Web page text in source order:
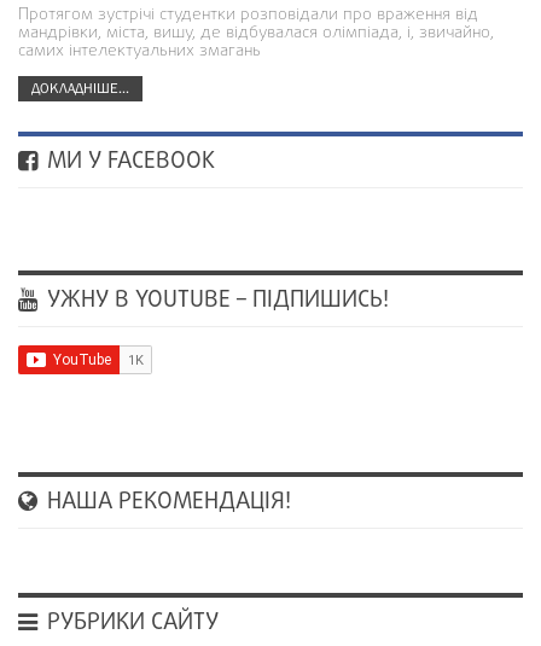
Протягом зустрічі студентки розповідали про враження від
мандрівки, міста, вишу, де відбувалася олімпіада, і, звичайно,
самих інтелектуальних змагань
ДОКЛАДНІШЕ...
МИ У FACEBOOK
УЖНУ В YOUTUBE – ПІДПИШИСЬ!
НАША РЕКОМЕНДАЦІЯ!
РУБРИКИ САЙТУ